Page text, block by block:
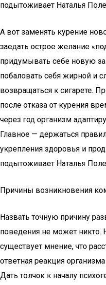
подытоживает Наталья
А вот заменять курение
заедать острое желание
придумывать себе новую
побаловать себя жирной и
возвращаться к сигарете.
после отказа от курения
через год организм
Главное — держаться
укрепления здоровья и
подытоживает Наталья
Причины возникновения
Назвать точную причину
поведения не может никто.
существует мнение, что
ответная реакция
Дать толчок к началу